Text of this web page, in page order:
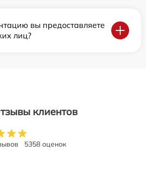
вы предоставляете
лиц?
клиентов
5358 оценок